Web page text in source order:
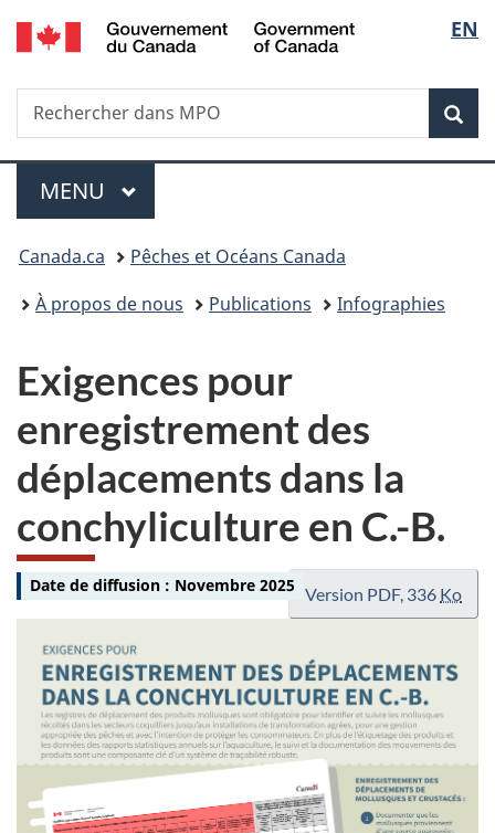
Passer
au
Passer
à
gouvernement »
Passer
à
simplifiée
de
la
EN
Recherche
Rechercher
dans
océans
Menu
MENU PRINCIPAL
Vous
êtes
Canada.ca
Pêches et Océans Canada
À propos de nous
Publications Infographies
Exigences pour
enregistrement des
déplacements dans la
conchyliculture en C.-B.
Date de diffusion : Novembre 2025 Version PDF, 336 Ko